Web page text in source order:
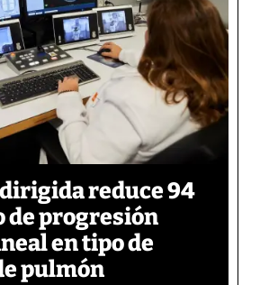
reduce 94
de progresión
en tipo de
pulmón